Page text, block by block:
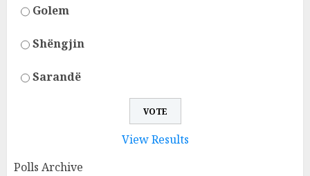
Golem
Shëngjin
Sarandë
View Results
Polls Archive